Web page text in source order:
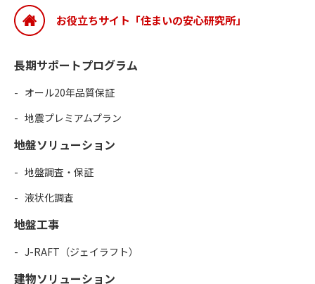
お役立ちサイト「住まいの安心研究所」
長期サポートプログラム
オール20年品質保証
地震プレミアムプラン
地盤ソリューション
地盤調査・保証
液状化調査
地盤工事
J-RAFT（ジェイラフト）
建物ソリューション